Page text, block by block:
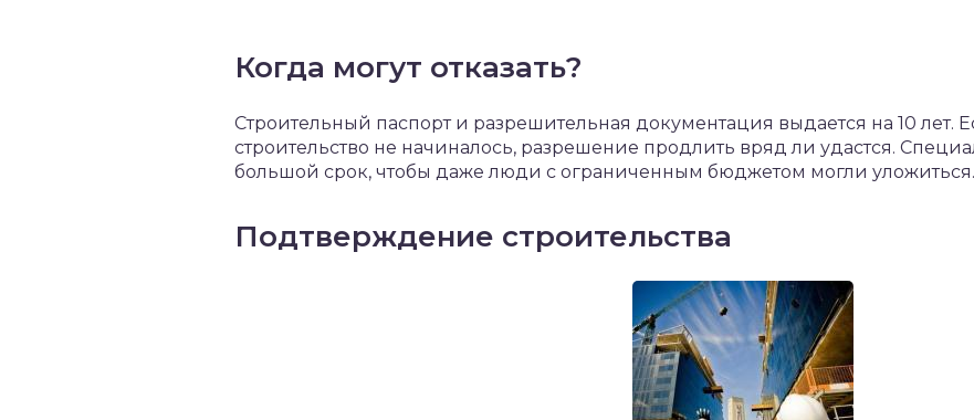
Когда могут отказать?
Строительный паспорт и разрешительная документация выдается на 10 лет.
строительство не начиналось, разрешение продлить вряд ли удастся.
большой срок, чтобы даже люди с ограниченным бюджетом могли уложиться.
Подтверждение строительства